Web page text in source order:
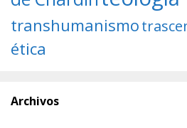
transhumanismo
ética
Archivos